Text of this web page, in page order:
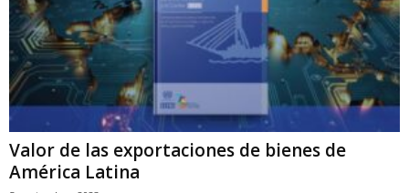
Valor de las exportaciones de bienes de
América Latina